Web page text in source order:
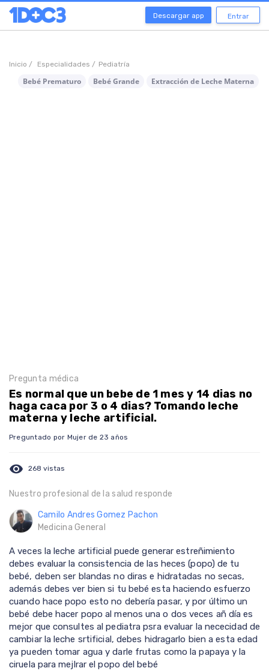
Descargar app Entrar
Inicio / Especialidades / Pediatría
Bebé Prematuro Bebé Grande Extracción de Leche Materna
Pregunta médica
Es normal que un bebe de 1 mes y 14 dias no
haga caca por 3 o 4 dias? Tomando leche
materna y leche artificial.
Preguntado por Mujer de 23 años
visibility 268 vistas
Nuestro profesional de la salud responde
Camilo Andres Gomez Pachon
Medicina General
A veces la leche artificial puede generar estreñimiento
debes evaluar la consistencia de las heces (popo) de tu
bebé, deben ser blandas no diras e hidratadas no secas,
además debes ver bien si tu bebé esta haciendo esfuerzo
cuando hace popo esto no debería pasar, y por último un
bebé debe hacer popo al menos una o dos veces añ día es
mejor que consultes al pediatra psra evaluar la nececidad de
cambiar la leche srtificial, debes hidragarlo bien a esta edad
ya pueden tomar agua y darle frutas como la papaya y la
ciruela para mejlrar el popo del bebé